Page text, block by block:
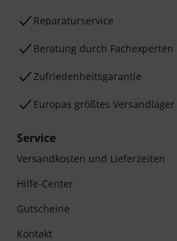
Reparaturservice
Beratung durch Fachexperten
Zufriedenheitsgarantie
Europas größtes Versandlager
Service
Versandkosten und Lieferzeiten
Hilfe-Center
Gutscheine
Kontakt